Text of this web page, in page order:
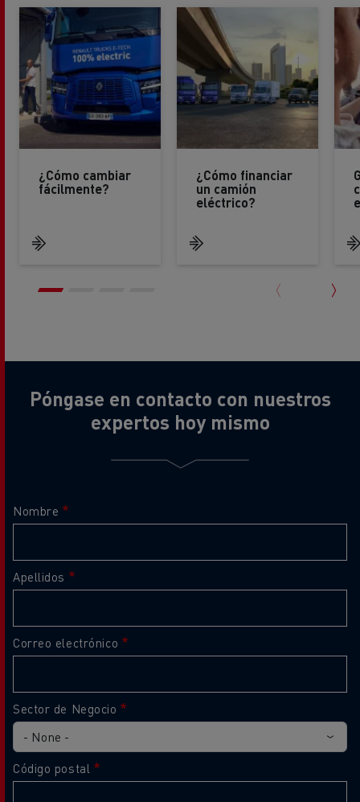
¿Cómo cambiar
fácilmente?
¿Cómo financiar
un camión
eléctrico?
Póngase en contacto con nuestros
expertos hoy mismo
Nombre
Apellidos
Correo electrónico
Sector de Negocio
Código postal